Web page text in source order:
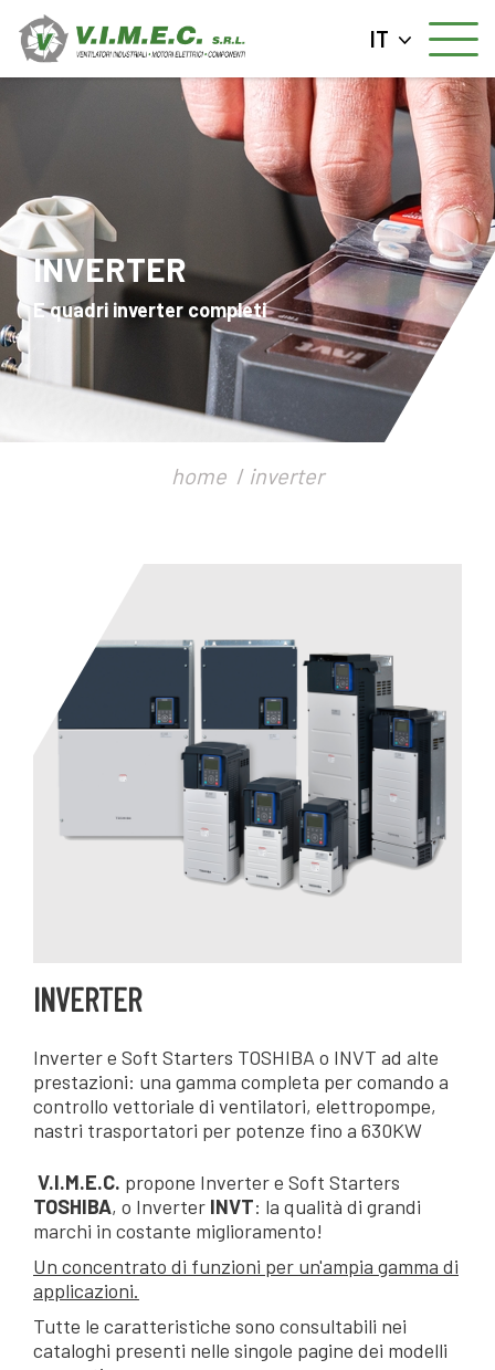
IT
INVERTER
E quadri inverter completi
home inverter
INVERTER
Inverter e Soft Starters TOSHIBA o INVT ad alte
prestazioni: una gamma completa per comando a
controllo vettoriale di ventilatori, elettropompe,
nastri trasportatori per potenze fino a 630KW
V.I.M.E.C. propone Inverter e Soft Starters
TOSHIBA, o Inverter INVT: la qualità di grandi
marchi in costante miglioramento!
Un concentrato di funzioni per un'ampia gamma di
applicazioni.
Tutte le caratteristiche sono consultabili nei
cataloghi presenti nelle singole pagine dei modelli